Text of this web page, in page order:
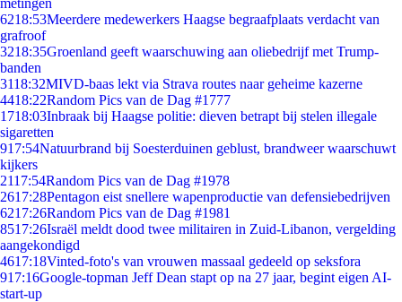
metingen
6218:53Meerdere medewerkers Haagse begraafplaats verdacht van
grafroof
3218:35Groenland geeft waarschuwing aan oliebedrijf met Trump-
banden
3118:32MIVD-baas lekt via Strava routes naar geheime kazerne
4418:22Random Pics van de Dag #1777
1718:03Inbraak bij Haagse politie: dieven betrapt bij stelen illegale
sigaretten
917:54Natuurbrand bij Soesterduinen geblust, brandweer waarschuwt
kijkers
2117:54Random Pics van de Dag #1978
2617:28Pentagon eist snellere wapenproductie van defensiebedrijven
6217:26Random Pics van de Dag #1981
8517:26Israël meldt dood twee militairen in Zuid-Libanon, vergelding
aangekondigd
4617:18Vinted-foto's van vrouwen massaal gedeeld op seksfora
917:16Google-topman Jeff Dean stapt op na 27 jaar, begint eigen AI-
start-up